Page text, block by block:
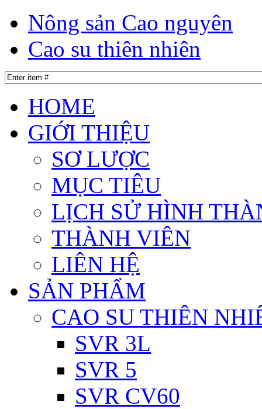
Nông sản Cao nguyên
Cao su thiên nhiên
HOME
GIỚI THIỆU
SƠ LƯỢC
MỤC TIÊU
LỊCH SỬ HÌNH
THÀNH VIÊN
LIÊN HỆ
SẢN PHẨM
CAO SU THIÊN
SVR 3L
SVR 5
SVR CV60